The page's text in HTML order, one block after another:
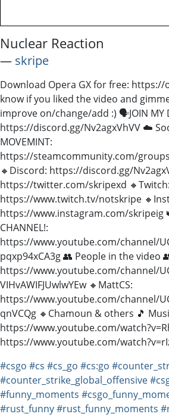
Nuclear Reaction
― skripe
Download Opera GX for free:
know if you liked the video and
improve on/change/add :) 🗣JOIN MY
https://discord.gg/Nv2agxVhVV ☁
MOVEMINT:
https://steamcommunity.com/
🔸Discord: https://discord.gg/
https://twitter.com/skripexd 🔸Twitch:
https://www.twitch.tv/notskripe
https://www.instagram.com/skripeig
CHANNEL!:
https://www.youtube.com/channel/
pqxp94xCA3g 👥 People in the video
https://www.youtube.com/channel/
VIHvAWIFJUwlwYEw 🔸MattCS:
https://www.youtube.com/channel/
qnVCQg 🔸Chamoun & others 🎵
https://www.youtube.com/
https://www.youtube.com/
#csgo #cs #cs_go #cs:go
#counter_strike_global_offensive
#funny_moments
#rust_funny#rust_funny_moments